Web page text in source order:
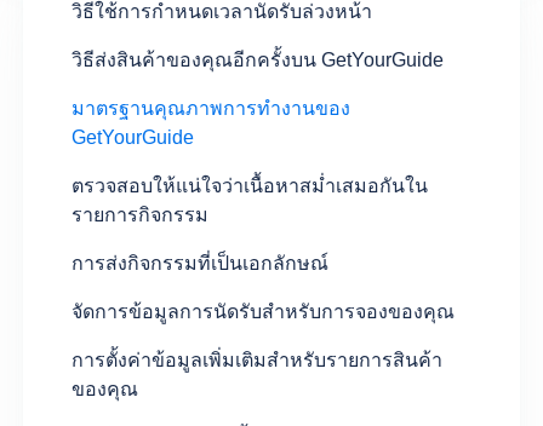
วิธีใช้การกำหนดเวลานัดรับล่วงหน้า
วิธีส่งสินค้าของคุณอีกครั้งบน GetYourGuide
มาตรฐานคุณภาพการทำงานของ
GetYourGuide
ตรวจสอบให้แน่ใจว่าเนื้อหาสม่ำเสมอกันใน
รายการกิจกรรม
การส่งกิจกรรมที่เป็นเอกลักษณ์
จัดการข้อมูลการนัดรับสำหรับการจองของคุณ
การตั้งค่าข้อมูลเพิ่มเติมสำหรับรายการสินค้า
ของคุณ